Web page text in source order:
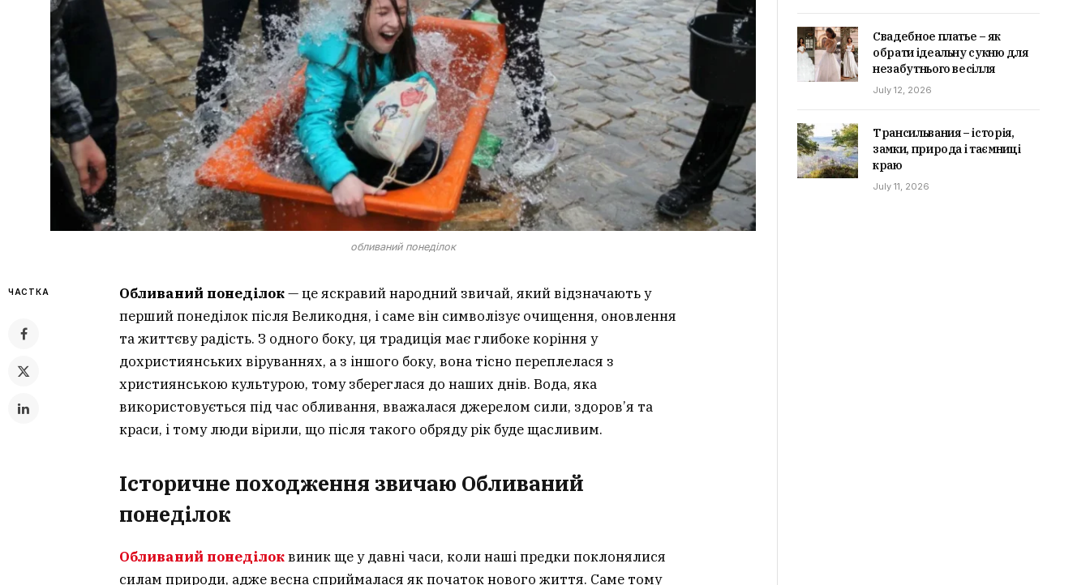
обливаний понеділок
ЧАСТКА Обливаний понеділок— це яскравий народний звичай, який відзначають у
перший понеділок після Великодня, і саме він символізує очищення, оновлення
та життєву радість. З одного боку, ця традиція має глибоке коріння у
дохристиянських віруваннях, а з іншого боку, вона тісно переплелася з
християнською культурою, тому збереглася до наших днів. Вода, яка
використовується під час обливання, вважалася джерелом сили, здоров’я та
краси, і тому люди вірили, що після такого обряду рік буде щасливим.
Історичне походження звичаю Обливаний
понеділок
Обливаний понеділоквиник ще у давні часи, коли наші предки поклонялися
силам природи, адже весна сприймалася як початок нового життя. Саме тому
Свадебное платье – як
обрати ідеальну сукню для
незабутнього весілля
July 12, 2026
Трансильвания – історія,
замки, природа і таємниці
краю
July 11, 2026